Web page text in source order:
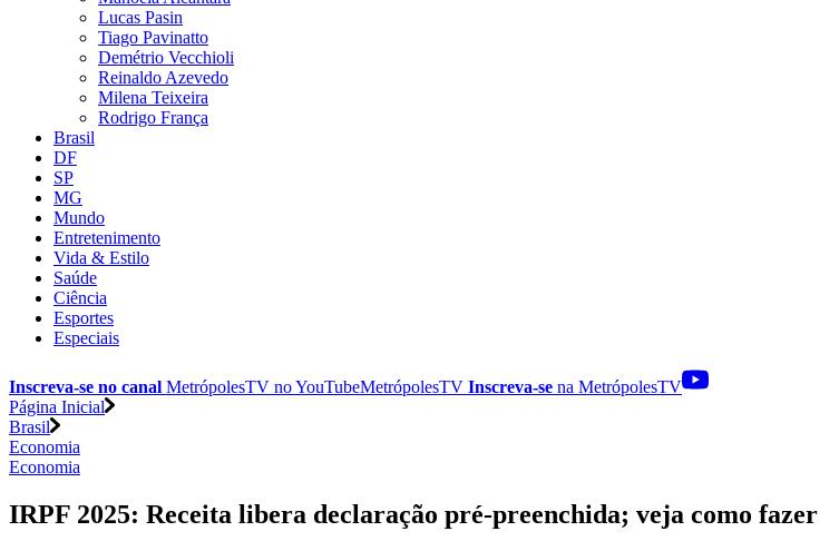
Lucas Pasin
Tiago Pavinatto
Demétrio Vecchioli
Reinaldo Azevedo
Milena Teixeira
Rodrigo França
Brasil
DF
SP
MG
Mundo
Entretenimento
Vida & Estilo
Saúde
Ciência
Esportes
Especiais
Inscreva-se no canal MetrópolesTV noYouTubeMetrópolesTV Inscreva-se na MetrópolesTV
Página Inicial
Brasil
Economia
Economia
IRPF 2025: Receita libera declaração pré-preenchida; veja como fazer